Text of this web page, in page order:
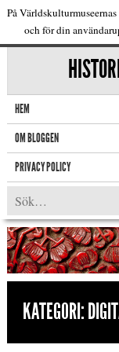
HEM
OM BLOGGEN
PRIVACY POLICY
KATEGORI:
På
och för din